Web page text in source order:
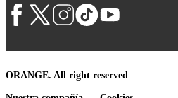
ORANGE. All right reserved